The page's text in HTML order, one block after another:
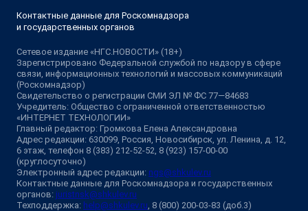
Контактные данные для Роскомнадзора
и государственных органов
Сетевое издание «НГС.НОВОСТИ» (18+)
Зарегистрировано Федеральной службой по надзору в сфере
связи, информационных технологий и массовых коммуникаций
(Роскомнадзор)
Свидетельство о регистрации СМИ ЭЛ № ФС 77—84683
Учредитель: Общество с ограниченной ответственностью
«ИНТЕРНЕТ ТЕХНОЛОГИИ»
Главный редактор: Громкова Елена Александровна
Адрес редакции: 630099, Россия, Новосибирск, ул. Ленина, д. 12,
6 этаж, телефон 8 (383) 212-52-52, 8 (923) 157-00-00
(круглосуточно)
Электронный адрес редакции: ngs@shkulev.ru
Контактные данные для Роскомнадзора и государственных
органов: juristnsk@shkulev.ru
Техподдержка: help@shkulev.ru, 8 (800) 200-03-83 (доб.3)